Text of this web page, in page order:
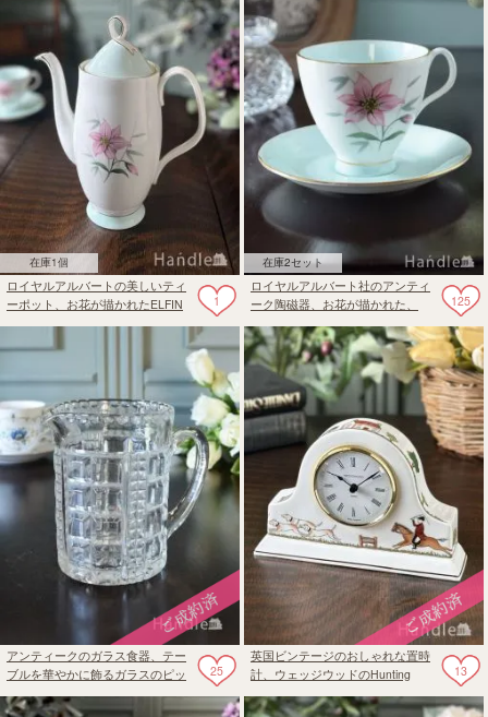
在庫1個
1
ロイヤルアルバートの美しいティ
ーポット、お花が描かれたELFIN
在庫2セット
125
ロイヤルアルバート社のアンティ
ーク陶磁器、お花が描かれた、
25
アンティークのガラス食器、テー
ブルを華やかに飾るガラスのピッ
チャー
13
英国ビンテージのおしゃれな置時
計、ウェッジウッドのHunting
Scenesハンティングシーン